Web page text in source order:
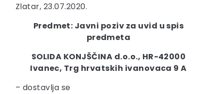
Zlatar, 23.07.2020.
Predmet: Javni poziv za uvid u spis
predmeta
SOLIDA KONJŠČINA d.o.o., HR-42000
Ivanec, Trg hrvatskih ivanovaca 9 A
– dostavlja se